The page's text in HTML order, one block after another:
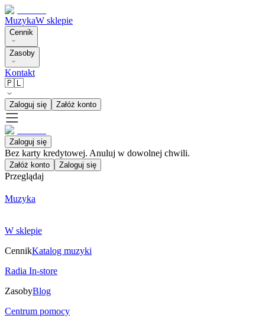
MuzykaW sklepie
Cennik
Zasoby
Kontakt
🇵🇱
Zaloguj się Załóż konto
Zaloguj się
Bez karty kredytowej. Anuluj w dowolnej chwili.
Załóż konto Zaloguj się
Przeglądaj
Muzyka
W sklepie
CennikKatalog muzyki
Radia In-store
ZasobyBlog
Centrum pomocy